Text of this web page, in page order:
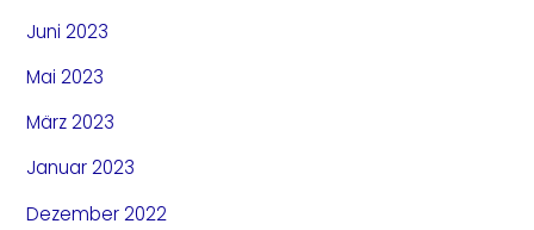
Juni 2023
Mai 2023
März 2023
Januar 2023
Dezember 2022